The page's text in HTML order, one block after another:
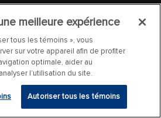
meilleure expérience
tous les témoins », vous
sur votre appareil afin de profiter
optimale, aider au
l’utilisation du site.
Autoriser tous les témoins